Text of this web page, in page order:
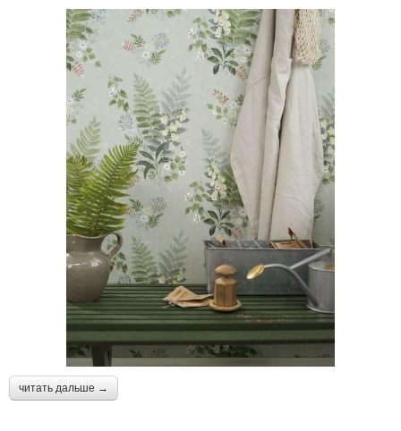
читать дальше →